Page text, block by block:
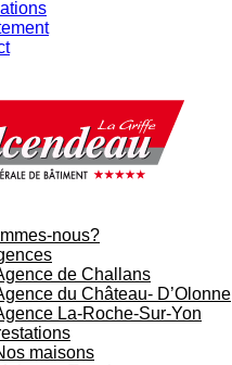
nous?
de Challans
du Château- D’Olonne
La-Roche-Sur-Yon
maisons